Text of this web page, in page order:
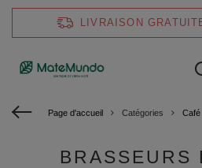
LIVRAISON
Page d'accueil Catégories Café
BRASSEURS